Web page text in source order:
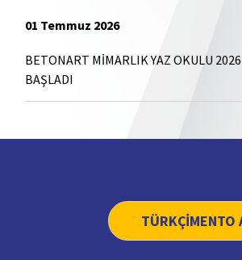
01 Temmuz 2026
BETONART MİMARLIK YAZ OKULU 2026
BAŞLADI
TÜRKÇİMENTO